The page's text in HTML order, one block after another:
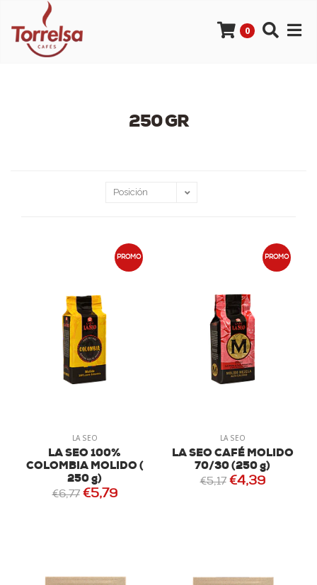
0
250 GR
PROMO
LA SEO
LA SEO 100%
COLOMBIA MOLIDO (
250 g)
€6,77 €5,79
PROMO
LA SEO
LA SEO CAFÉ MOLIDO
70/30 (250 g)
€5,17 €4,39